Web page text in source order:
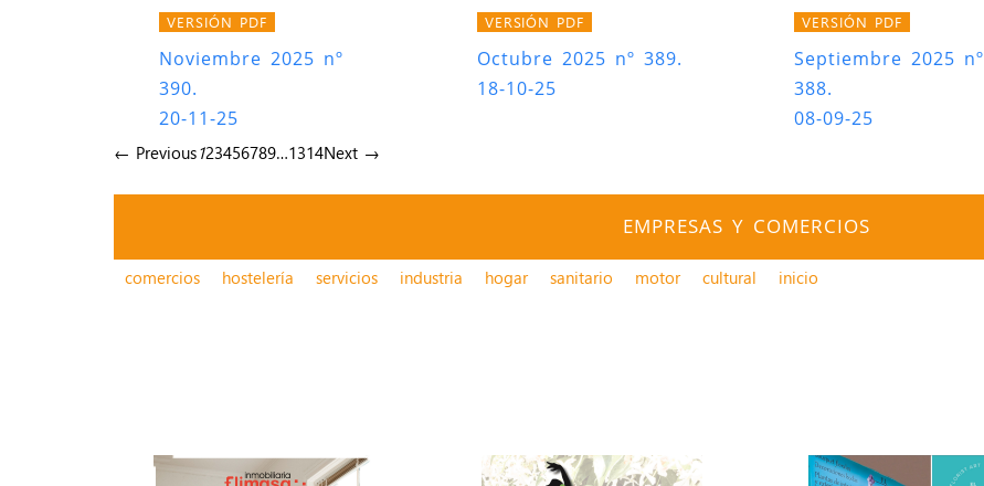
VERSIÓN PDF
Noviembre 2025 nº
390.
20-11-25
VERSIÓN PDF
Octubre 2025 nº 389.
18-10-25
VERSIÓN PDF
Septiembre 2025 nº
388.
08-09-25
← Previous123456789…1314Next →
EMPRESAS Y COMERCIOS
comercios hostelería servicios industria hogar sanitario motor cultural inicio